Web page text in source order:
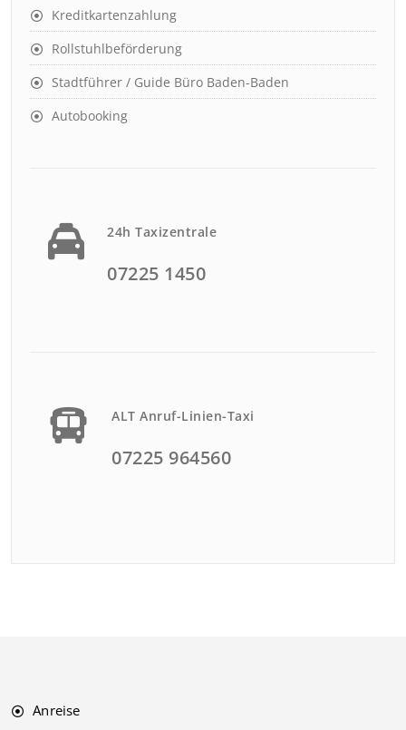
Kreditkartenzahlung
Rollstuhlbeförderung
Stadtführer / Guide Büro Baden-Baden
Autobooking
24h Taxizentrale
07225 1450
ALT Anruf-Linien-Taxi
07225 964560
Anreise